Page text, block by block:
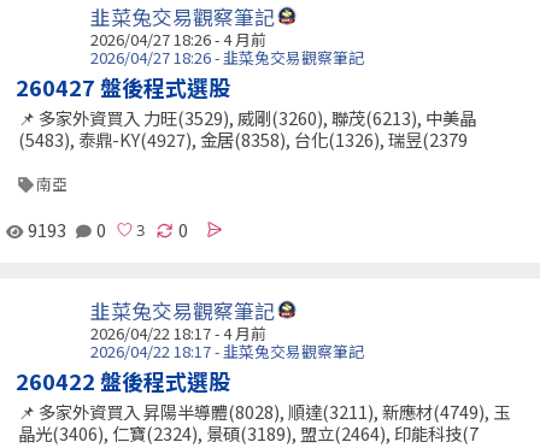
韭菜兔交易觀察筆記
2026/04/27 18:26 - 4 月前
2026/04/27 18:26 - 韭菜兔交易觀察筆記
260427 盤後程式選股
📌 多家外資買入 力旺(3529), 威剛(3260), 聯茂(6213), 中美晶
(5483), 泰鼎-KY(4927), 金居(8358), 台化(1326), 瑞昱(2379
南亞
9193 0 0
韭菜兔交易觀察筆記
2026/04/22 18:17 - 4 月前
2026/04/22 18:17 - 韭菜兔交易觀察筆記
260422 盤後程式選股
📌 多家外資買入 昇陽半導體(8028), 順達(3211), 新應材(4749), 玉
晶光(3406), 仁寶(2324), 景碩(3189), 盟立(2464), 印能科技(7